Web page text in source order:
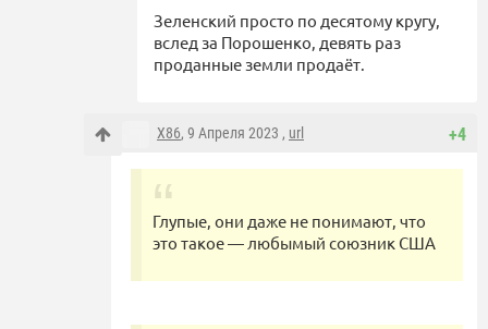
Зеленский просто по десятому кругу,
вслед за Порошенко, девять раз
проданные земли продаёт.
+4
X86, 9 Апреля 2023 , url
Глупые, они даже не понимают, что
это такое — любымый союзник США